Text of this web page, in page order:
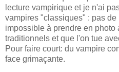
lecture vampirique et je n'ai
vampires "classiques" : pas de
impossible à prendre en photo
traditionnels et que l'on tue
Pour faire court: du vampire
face grimaçante.